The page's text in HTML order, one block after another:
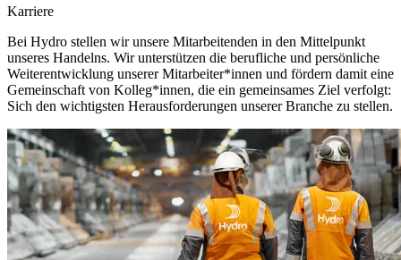
Karriere
Bei Hydro stellen wir unsere Mitarbeitenden in den Mittelpunkt
unseres Handelns. Wir unterstützen die berufliche und persönliche
Weiterentwicklung unserer Mitarbeiter*innen und fördern damit eine
Gemeinschaft von Kolleg*innen, die ein gemeinsames Ziel verfolgt:
Sich den wichtigsten Herausforderungen unserer Branche zu stellen.